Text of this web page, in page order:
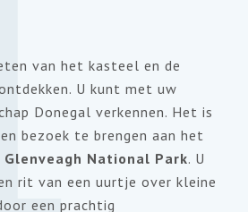
van het kasteel en de
U kunt met uw
Donegal verkennen. Het is
bezoek te brengen aan het
Glenveagh National Park. U
rit van een uurtje over kleine
een prachtig